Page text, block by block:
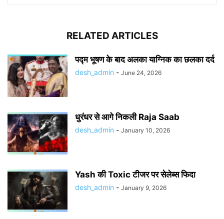
RELATED ARTICLES
पद्म भूषण के बाद अलका याग्निक का छलका दर्द
desh_admin - June 24, 2026
धुरंधर से आगे निकली Raja Saab
desh_admin - January 10, 2026
Yash की Toxic टीजर पर सेलेब्स फिदा
desh_admin - January 9, 2026